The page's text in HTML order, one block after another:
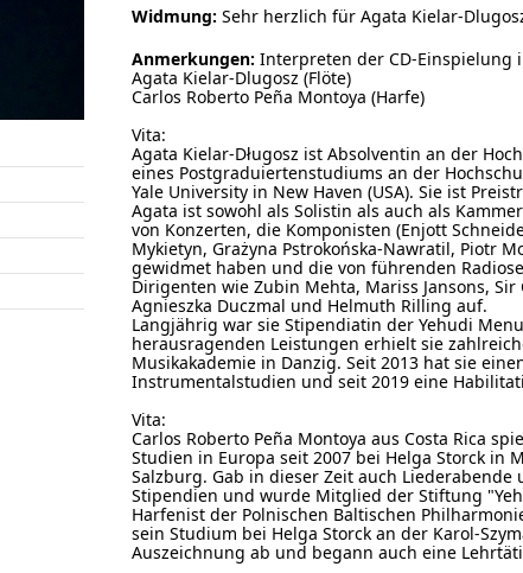
Widmung: Sehr herzlich für Agata Kielar-
Anmerkungen: Interpreten der CD-Einspielung
Agata Kielar-Dlugosz (Flöte)
Carlos Roberto Peña Montoya (Harfe)
Vita:
Agata Kielar-Długosz ist Absolventin an der
eines Postgraduiertenstudiums an der
Yale University in New Haven (USA). Sie ist
Agata ist sowohl als Solistin als auch als
von Konzerten, die Komponisten (Enjott
Mykietyn, Grażyna Pstrokońska-Nawratil, Piotr
gewidmet haben und die von führenden
Dirigenten wie Zubin Mehta, Mariss Jansons, Sir
Agnieszka Duczmal und Helmuth Rilling auf.
Langjährig war sie Stipendiatin der Yehudi
herausragenden Leistungen erhielt sie
Musikakademie in Danzig. Seit 2013 hat sie
Instrumentalstudien und seit 2019 eine
Vita:
Carlos Roberto Peña Montoya aus Costa Rica
Studien in Europa seit 2007 bei Helga Storck in
Salzburg. Gab in dieser Zeit auch
Stipendien und wurde Mitglied der Stiftung
Harfenist der Polnischen Baltischen
sein Studium bei Helga Storck an der Karol-
Auszeichnung ab und begann auch eine